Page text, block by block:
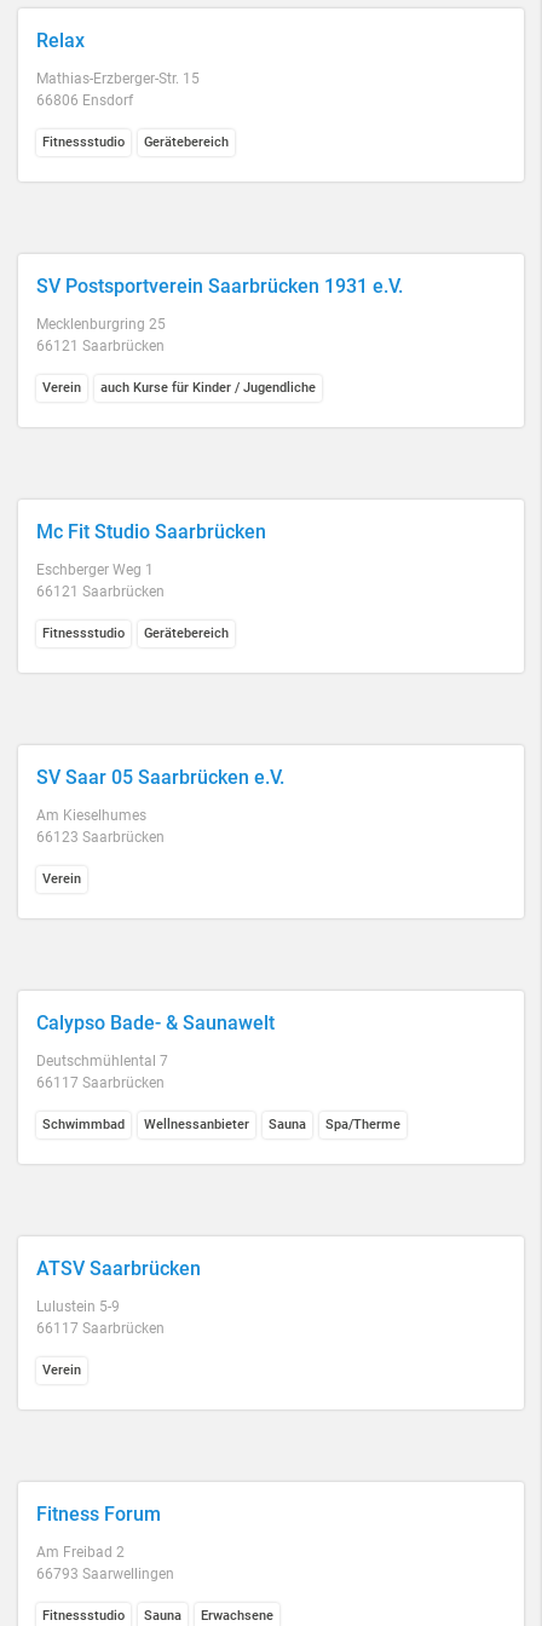
Relax
Mathias-Erzberger-Str. 15
66806 Ensdorf
Fitnessstudio Gerätebereich
SV Postsportverein Saarbrücken 1931 e.V.
Mecklenburgring 25
66121 Saarbrücken
Verein auch Kurse für Kinder / Jugendliche
Mc Fit Studio Saarbrücken
Eschberger Weg 1
66121 Saarbrücken
Fitnessstudio Gerätebereich
SV Saar 05 Saarbrücken e.V.
Am Kieselhumes
66123 Saarbrücken
Verein
Calypso Bade- & Saunawelt
Deutschmühlental 7
66117 Saarbrücken
Schwimmbad Wellnessanbieter Sauna Spa/Therme
ATSV Saarbrücken
Lulustein 5-9
66117 Saarbrücken
Verein
Fitness Forum
Am Freibad 2
66793 Saarwellingen
Fitnessstudio Sauna Erwachsene